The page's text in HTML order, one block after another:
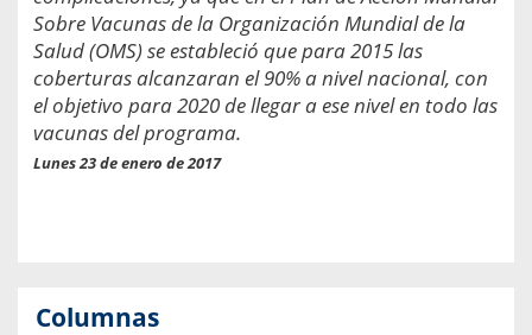
Sobre Vacunas de la Organización Mundial de la
Salud (OMS) se estableció que para 2015 las
coberturas alcanzaran el 90% a nivel nacional, con
el objetivo para 2020 de llegar a ese nivel en todo las
vacunas del programa.
Lunes 23 de enero de 2017
Columnas